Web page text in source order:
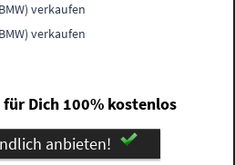
verkaufen
verkaufen
Dich 100% kostenlos
anbieten!